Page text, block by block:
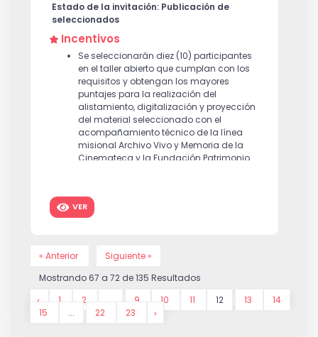
Estado de la invitación: Publicación de
seleccionados
Incentivos
Se seleccionarán diez (10) participantes
en el taller abierto que cumplan con los
requisitos y obtengan los mayores
puntajes para la realización del
alistamiento, digitalización y proyección
del material seleccionado con el
acompañamiento técnico de la línea
misional Archivo Vivo y Memoria de la
Cinemateca y la Fundación Patrimonio
socialización enmarcada en el
calendario del Homemovie Day.
VER
« Anterior
Siguiente »
Mostrando 67 a 72 de135 Resultados
1
2 9 10 11 12 13
14
15
... 22 23